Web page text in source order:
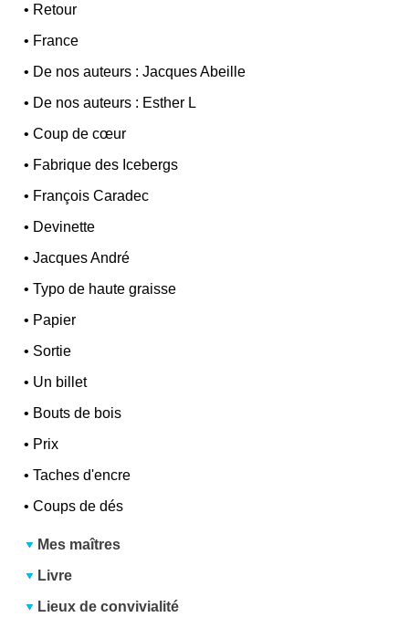
• Retour
• France
• De nos auteurs : Jacques Abeille
• De nos auteurs : Esther L
•Coup de cœur
• Fabrique des Icebergs
• François Caradec
• Devinette
•Jacques André
•Typo de haute graisse
• Papier
• Sortie
• Un billet
• Bouts de bois
• Prix
•Taches d'encre
•Coups de dés
Mes maîtres
Livre
Lieux de convivialité